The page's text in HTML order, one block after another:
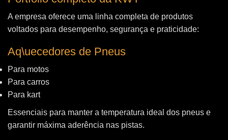
A empresa oferece uma linha completa de produtos
voltados para desempenho, segurança e praticidade:
Aq\uecedores de Pneus
Para motos
Para carros
Para kart
Essenciais para manter a temperatura ideal dos pneus e
garantir máxima aderência nas pistas.